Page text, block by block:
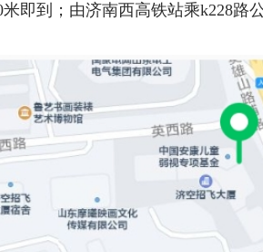
米即到；由济南西高铁站乘k228路